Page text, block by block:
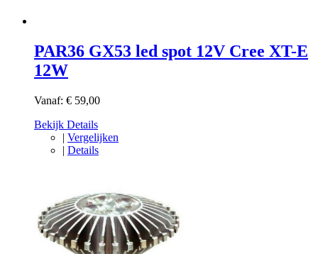
PAR36 GX53 led spot 12V Cree XT-E
12W
Vanaf: € 59,00
Bekijk Details
| Vergelijken
| Details